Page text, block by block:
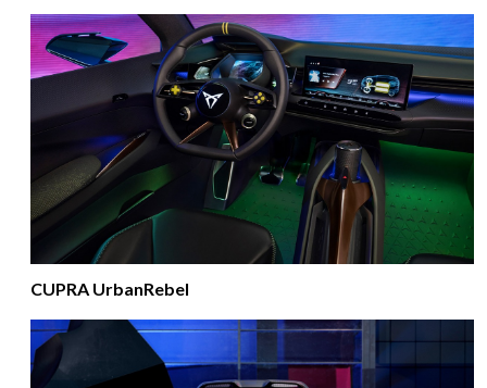
CUPRA UrbanRebel